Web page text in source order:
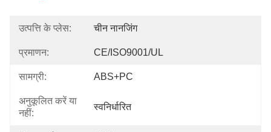
उत्पत्ति के प्लेस: चीन नानजिंग
प्रमाणन: CE/ISO9001/UL
सामग्री: ABS+PC
अनुकूलित करें या
नहीं:
स्वनिर्धारित